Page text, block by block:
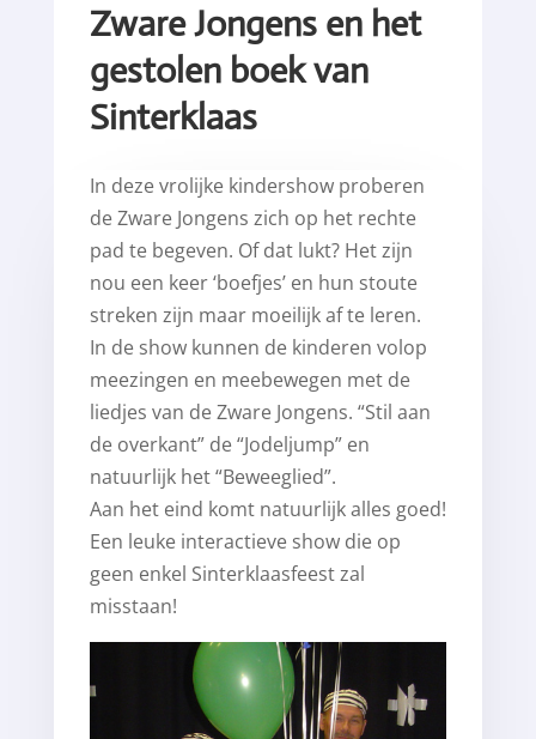
Zware Jongens en het
gestolen boek van
Sinterklaas
In deze vrolijke kindershow proberen
de Zware Jongens zich op het rechte
pad te begeven. Of dat lukt? Het zijn
nou een keer ‘boefjes’ en hun stoute
streken zijn maar moeilijk af te leren.
In de show kunnen de kinderen volop
meezingen en meebewegen met de
liedjes van de Zware Jongens. “Stil aan
de overkant” de “Jodeljump” en
natuurlijk het “Beweeglied”.
Aan het eind komt natuurlijk alles goed!
Een leuke interactieve show die op
geen enkel Sinterklaasfeest zal
misstaan!